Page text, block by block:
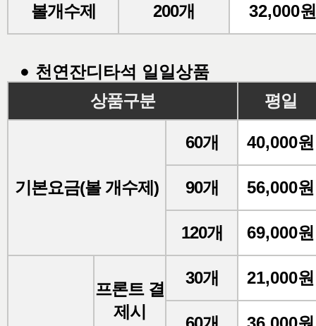
볼개수제 200개 32,000원
천연잔디타석 일일상품
상품구분
평일
기본요금(볼 개수제)
60개 40,000원
90개 56,000원
120개 69,000원
프론트 결
제시
30개 21,000원